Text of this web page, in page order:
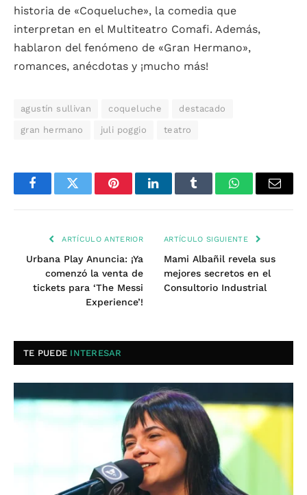
historia de «Coqueluche», la comedia que
interpretan en el Multiteatro Comafi. Además,
hablaron del fenómeno de «Gran Hermano»,
romances, anécdotas y ¡mucho más!
agustín sullivan coqueluche destacado
gran hermano juli poggio teatro
FacebookTwitter PinterestLinkedInTumblr WhatsAppEmail
ARTÍCULO ANTERIOR
Urbana Play Anuncia: ¡Ya
comenzó la venta de
tickets para ‘The Messi
Experience’!
ARTÍCULO SIGUIENTE
Mami Albañil revela sus
mejores secretos en el
Consultorio Industrial
TE PUEDE INTERESAR